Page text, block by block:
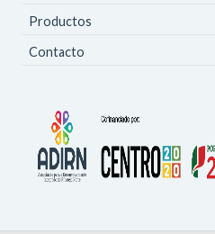
Productos
Contacto